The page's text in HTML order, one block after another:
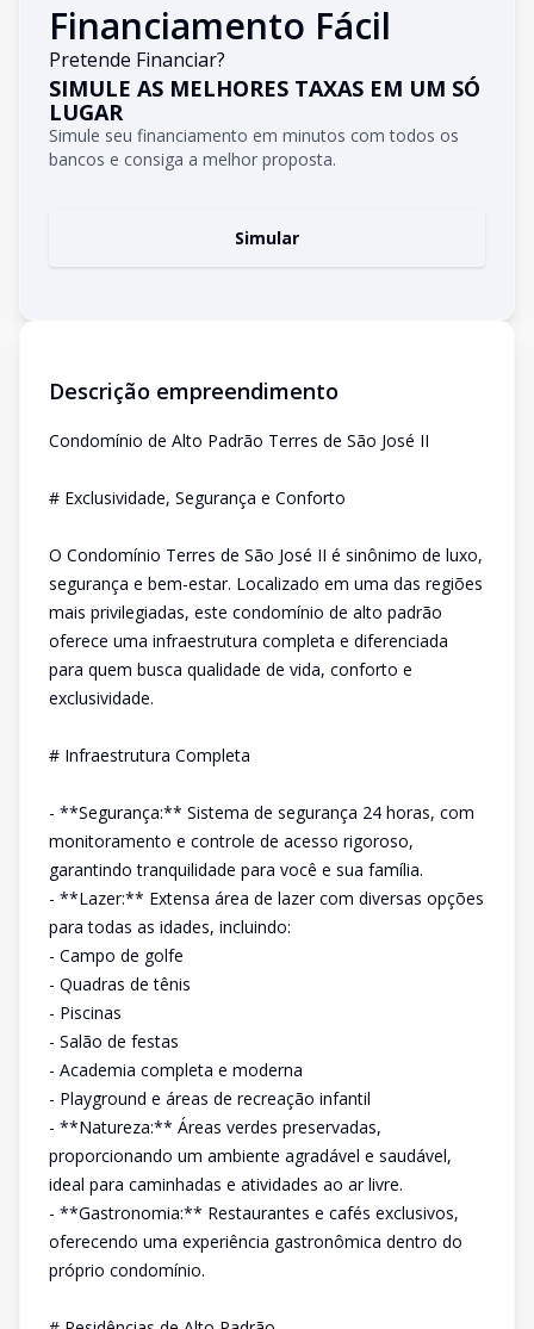
Financiamento Fácil
Pretende Financiar?
SIMULE AS MELHORES TAXAS EM UM SÓ
LUGAR
Simule seu financiamento em minutos com todos os
bancos e consiga a melhor proposta.
Simular
Descrição empreendimento
Condomínio de Alto Padrão Terres de São José II
# Exclusividade, Segurança e Conforto
O Condomínio Terres de São José II é sinônimo de luxo,
segurança e bem-estar. Localizado em uma das regiões
mais privilegiadas, este condomínio de alto padrão
oferece uma infraestrutura completa e diferenciada
para quem busca qualidade de vida, conforto e
exclusividade.
# Infraestrutura Completa
- **Segurança:** Sistema de segurança 24 horas, com
monitoramento e controle de acesso rigoroso,
garantindo tranquilidade para você e sua família.
- **Lazer:** Extensa área de lazer com diversas opções
para todas as idades, incluindo:
- Campo de golfe
- Quadras de tênis
- Piscinas
- Salão de festas
- Academia completa e moderna
- Playground e áreas de recreação infantil
- **Natureza:** Áreas verdes preservadas,
proporcionando um ambiente agradável e saudável,
ideal para caminhadas e atividades ao ar livre.
- **Gastronomia:** Restaurantes e cafés exclusivos,
oferecendo uma experiência gastronômica dentro do
próprio condomínio.